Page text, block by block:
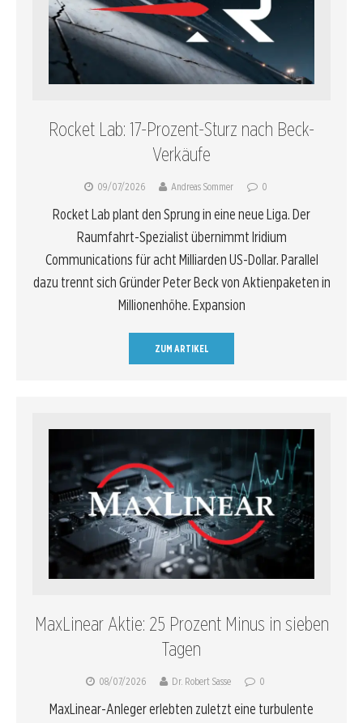
Rocket Lab: 17-Prozent-Sturz nach Beck-
Verkäufe
09/07/2026 Andreas Sommer 0
Rocket Lab plant den Sprung in eine neue Liga. Der
Raumfahrt-Spezialist übernimmt Iridium
Communications für acht Milliarden US-Dollar. Parallel
dazu trennt sich Gründer Peter Beck von Aktienpaketen in
Millionenhöhe. Expansion
ZUM ARTIKEL
MaxLinear Aktie: 25 Prozent Minus in sieben
Tagen
08/07/2026 Dr. Robert Sasse 0
MaxLinear-Anleger erlebten zuletzt eine turbulente